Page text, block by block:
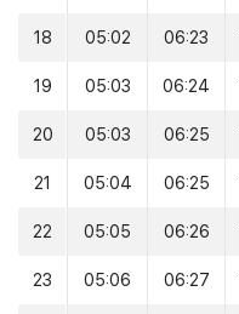
18 05:02 06:23
19 05:03 06:24
20 05:03 06:25
21 05:04 06:25
22 05:05 06:26
23 05:06 06:27